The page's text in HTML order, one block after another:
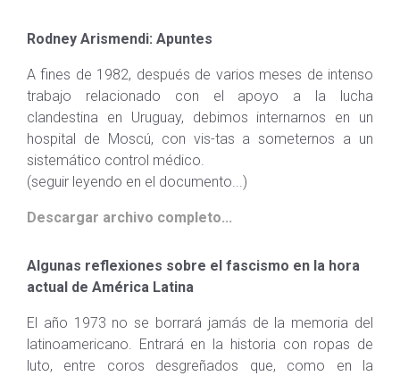
Rodney Arismendi: Apuntes
A fines de 1982, después de varios meses de intenso
trabajo relacionado con el apoyo a la lucha
clandestina en Uruguay, debimos internarnos en un
hospital de Moscú, con vis-tas a someternos a un
sistemático control médico.
(seguir leyendo en el documento...)
Descargar archivo completo...
Algunas reflexiones sobre el fascismo en la hora
actual de América Latina
El año 1973 no se borrará jamás de la memoria del
latinoamericano. Entrará en la historia con ropas de
luto, entre coros desgreñados que, como en la